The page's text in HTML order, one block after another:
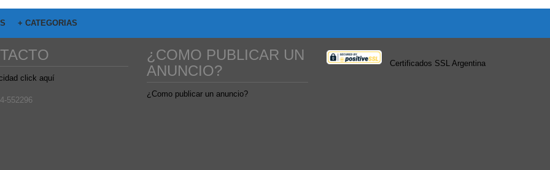
+ CATEGORIAS
click aquí
552296
¿COMO PUBLICAR UN
ANUNCIO?
¿Como publicar un anuncio?
Certificados SSL Argentina